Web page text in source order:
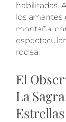
habilitadas.
los amantes
montaña,
rodea.
El
La
Estrellas